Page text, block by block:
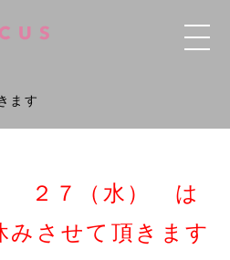
ます
２７（水） は
させて頂きます